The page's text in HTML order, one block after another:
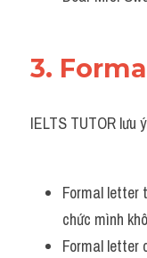
3.
IELTS TUTOR lưu
Formal letter
chức mình
Formal letter